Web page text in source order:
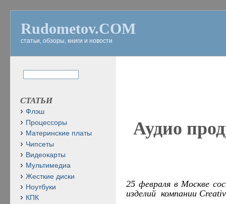
Rudometov.COM
статьи, обзоры, книги и новости
Аудио
25 февраля в Москве
изделий компании
СТАТЬИ
Флэш
Процессоры
Материнские платы
Чипсеты
Видеокарты
Мультимедиа
Жесткие диски
Ноутбуки
КПК